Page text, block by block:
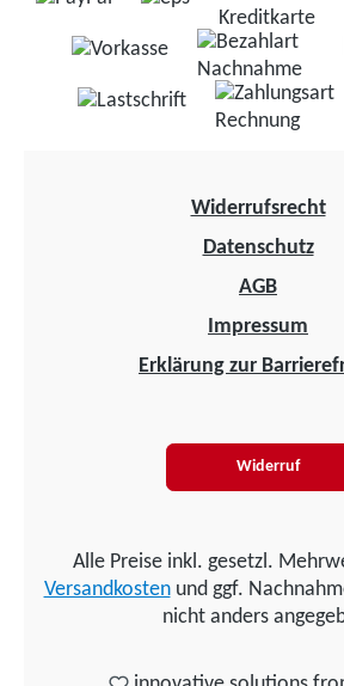
Widerrufsrecht
Datenschutz
AGB
Impressum
Erklärung zur
Widerruf
Alle Preise inkl. gesetzl.
Versandkostenund ggf.
nicht anders